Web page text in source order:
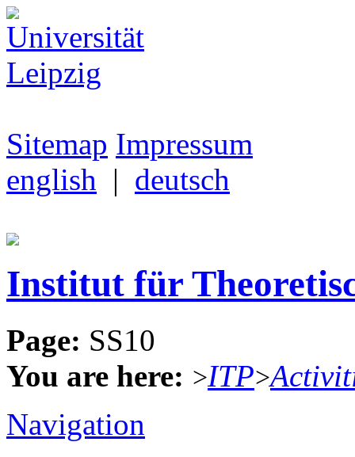
Sitemap Impressum
english | deutsch
Institut für
Page: SS10
You are here: >ITP>
Navigation